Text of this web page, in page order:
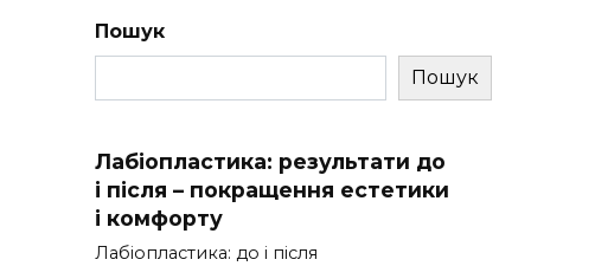
Пошук
Пошук
Лабіопластика: результати до
і після – покращення естетики
і комфорту
Лабіопластика: до і після